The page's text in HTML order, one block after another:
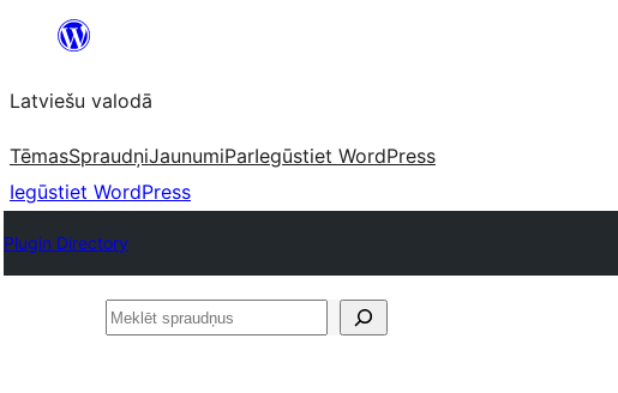
Pāriet
saturu
Latviešu valodā
TēmasSpraudņiJaunumiParIegūstiet WordPress
Iegūstiet WordPress
Plugin Directory
Meklēt